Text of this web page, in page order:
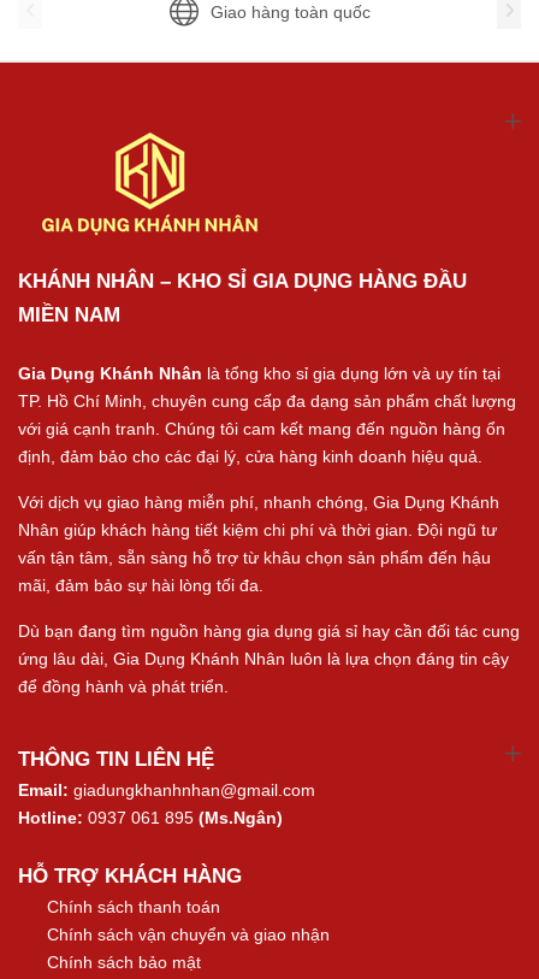
Giao hàng toàn quốc
KHÁNH NHÂN – KHO SỈ GIA DỤNG HÀNG ĐẦU
MIỀN NAM
Gia Dụng Khánh Nhân là tổng kho sỉ gia dụng lớn và uy tín tại
TP. Hồ Chí Minh, chuyên cung cấp đa dạng sản phẩm chất lượng
với giá cạnh tranh. Chúng tôi cam kết mang đến nguồn hàng ổn
định, đảm bảo cho các đại lý, cửa hàng kinh doanh hiệu quả.
Với dịch vụ giao hàng miễn phí, nhanh chóng, Gia Dụng Khánh
Nhân giúp khách hàng tiết kiệm chi phí và thời gian. Đội ngũ tư
vấn tận tâm, sẵn sàng hỗ trợ từ khâu chọn sản phẩm đến hậu
mãi, đảm bảo sự hài lòng tối đa.
Dù bạn đang tìm nguồn hàng gia dụng giá sỉ hay cần đối tác cung
ứng lâu dài, Gia Dụng Khánh Nhân luôn là lựa chọn đáng tin cậy
để đồng hành và phát triển.
THÔNG TIN LIÊN HỆ
Email: giadungkhanhnhan@gmail.com
Hotline: 0937 061 895 (Ms.Ngân)
HỖ TRỢ KHÁCH HÀNG
Chính sách thanh toán
Chính sách vận chuyển và giao nhận
Chính sách bảo mật